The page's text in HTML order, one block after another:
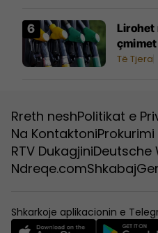
Lirohet
Të Tjera
Rreth neshPolitikat e
Na Kontaktoni
RTV DukagjiniDeutsche
Ndreqe.comShkabaj
Shkarkoje aplikacionin e